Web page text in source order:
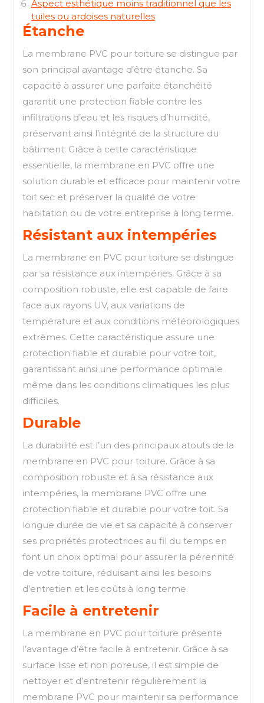
Aspect esthétique moins traditionnel que les
tuiles ou ardoises naturelles
Étanche
La membrane PVC pour toiture se distingue par
son principal avantage d’être étanche. Sa
capacité à assurer une parfaite étanchéité
garantit une protection fiable contre les
infiltrations d’eau et les risques d’humidité,
préservant ainsi l’intégrité de la structure du
bâtiment. Grâce à cette caractéristique
essentielle, la membrane en PVC offre une
solution durable et efficace pour maintenir votre
toit sec et préserver la qualité de votre
habitation ou de votre entreprise à long terme.
Résistant aux intempéries
La membrane en PVC pour toiture se distingue
par sa résistance aux intempéries. Grâce à sa
composition robuste, elle est capable de faire
face aux rayons UV, aux variations de
température et aux conditions météorologiques
extrêmes. Cette caractéristique assure une
protection fiable et durable pour votre toit,
garantissant ainsi une performance optimale
même dans les conditions climatiques les plus
difficiles.
Durable
La durabilité est l’un des principaux atouts de la
membrane en PVC pour toiture. Grâce à sa
composition robuste et à sa résistance aux
intempéries, la membrane PVC offre une
protection fiable et durable pour votre toit. Sa
longue durée de vie et sa capacité à conserver
ses propriétés protectrices au fil du temps en
font un choix optimal pour assurer la pérennité
de votre toiture, réduisant ainsi les besoins
d’entretien et les coûts à long terme.
Facile à entretenir
La membrane en PVC pour toiture présente
l’avantage d’être facile à entretenir. Grâce à sa
surface lisse et non poreuse, il est simple de
nettoyer et d’entretenir régulièrement la
membrane PVC pour maintenir sa performance